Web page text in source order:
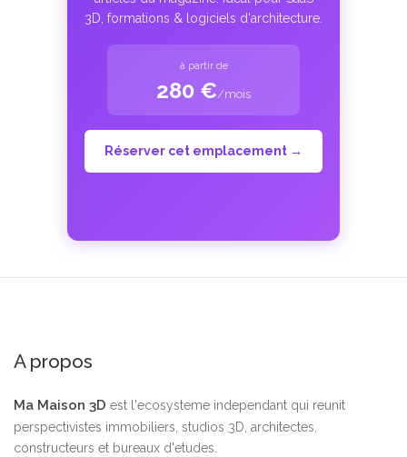
3D, formations & logiciels d'architecture.
à partir de
280 €/mois
Réserver cet emplacement →
A propos
Ma Maison 3D est l'ecosysteme independant qui reunit
perspectivistes immobiliers, studios 3D, architectes,
constructeurs et bureaux d'etudes.